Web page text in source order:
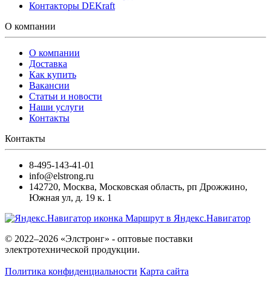
Контакторы DEKraft
О компании
О компании
Доставка
Как купить
Вакансии
Статьи и новости
Наши услуги
Контакты
Контакты
8-495-143-41-01
info@elstrong.ru
142720, Москва, Московская область, рп Дрожжино,
Южная ул, д. 19 к. 1
Маршрут в Яндекс.Навигатор
© 2022–2026 «Элстронг» - оптовые поставки
электротехнической продукции.
Политика конфиденциальности Карта сайта